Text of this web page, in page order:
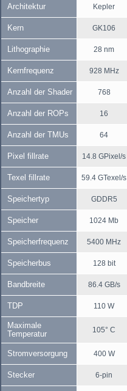
Architektur Kepler
Kern GK106
Lithographie 28 nm
Kernfrequenz 928 MHz
Anzahl der Shader 768
Anzahl der ROPs 16
Anzahl der TMUs 64
Pixel fillrate 14.8 GPixel/s
Texel fillrate 59.4 GTexel/s
Speichertyp GDDR5
Speicher 1024 Mb
Speicherfrequenz 5400 MHz
Speicherbus 128 bit
Bandbreite 86.4 GB/s
TDP 110 W
Maximale
Temperatur
105° C
Stromversorgung 400 W
Stecker 6-pin